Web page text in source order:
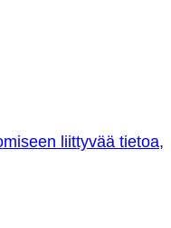
liittyvää tietoa,